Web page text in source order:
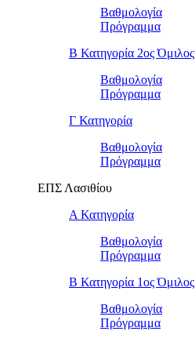
Βαθμολογία
Πρόγραμμα
Β Κατηγορία 2ος Όμιλος
Βαθμολογία
Πρόγραμμα
Γ Κατηγορία
Βαθμολογία
Πρόγραμμα
ΕΠΣ Λασιθίου
Α Κατηγορία
Βαθμολογία
Πρόγραμμα
Β Κατηγορία 1ος Όμιλος
Βαθμολογία
Πρόγραμμα